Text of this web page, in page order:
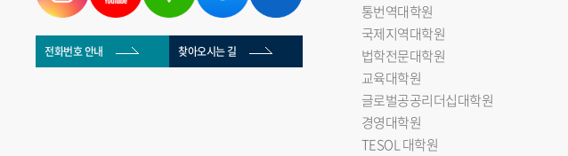
전화번호 안내 찾아오시는 길
통번역대학원
국제지역대학원
법학전문대학원
교육대학원
글로벌공공리더십대학원
경영대학원
TESOL 대학원